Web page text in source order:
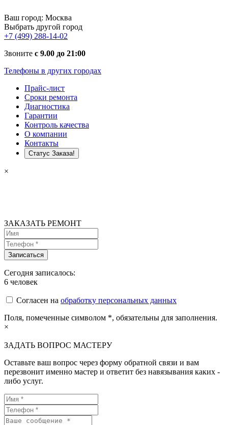
Ваш город: Москва
Выбрать другой город
+7 (499) 288-14-02
Звоните с 9.00 до 21:00
Телефоны в других городах
Прайс-лист
Сроки ремонта
Диагностика
Гарантии
Контроль качества
О компании
Контакты
Статус Заказа!
×
ЗАКАЗАТЬ РЕМОНТ
Сегодня записалось:
6 человек
Согласен на обработку персональных данных
Поля, помеченные символом *, обязательны для заполнения.
×
ЗАДАТЬ ВОПРОС МАСТЕРУ
Оставьте ваш вопрос через форму обратной связи и вам
перезвонит именно мастер и ответит без навязывания каких -
либо услуг.